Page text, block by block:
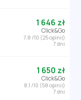
1 646 zł
Click&Go
7.8 /10 (25 opinii)
7 dni
1 650 zł
Click&Go
8.1 /10 (58 opinii)
7 dni